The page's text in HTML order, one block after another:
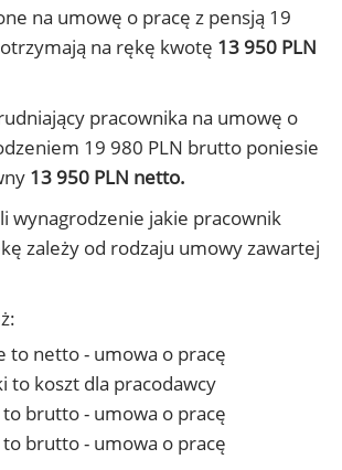
na umowę o pracę z pensją 19
na rękę kwotę 13 950 PLN
pracownika na umowę o
19 980 PLN brutto poniesie
13 950 PLN netto.
wynagrodzenie jakie pracownik
zależy od rodzaju umowy zawartej
to netto - umowa o pracę
to koszt dla pracodawcy
brutto - umowa o pracę
brutto - umowa o pracę